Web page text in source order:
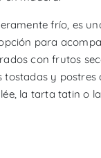
frío, es
para
con frutos
tostadas y postres
la tarta tatin o